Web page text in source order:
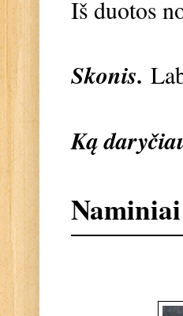
Iš duotos
Skonis.
Ką